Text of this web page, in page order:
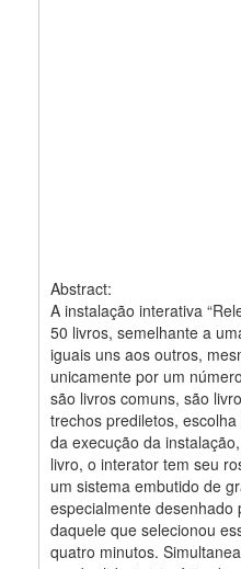
Abstract:
A instalação interativa
50 livros, semelhante a
iguais uns aos outros,
unicamente por um
são livros comuns, são
trechos prediletos,
da execução da
livro, o interator tem seu
um sistema embutido de
especialmente
daquele que selecionou
quatro minutos.